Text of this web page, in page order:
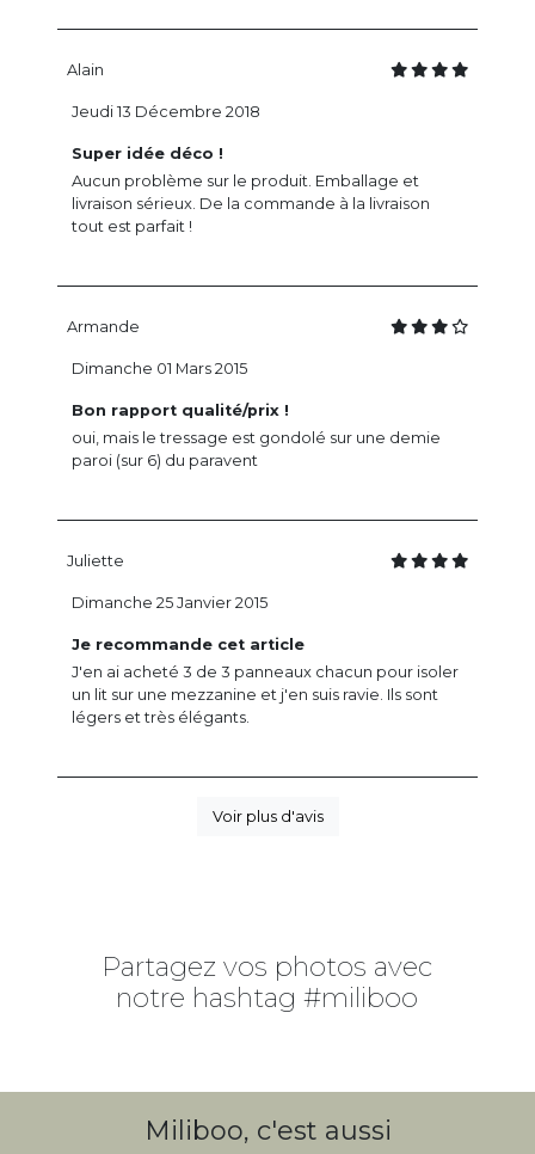
Alain
Super idée déco !
Aucun problème sur le produit. Emballage et
livraison sérieux. De la commande à la livraison
tout est parfait !
Jeudi 13 Décembre 2018
Armande
Bon rapport qualité/prix !
oui, mais le tressage est gondolé sur une demie
paroi (sur 6) du paravent
Dimanche 01 Mars 2015
Juliette
Je recommande cet article
J'en ai acheté 3 de 3 panneaux chacun pour isoler
un lit sur une mezzanine et j'en suis ravie. Ils sont
légers et très élégants.
Dimanche 25 Janvier 2015
Voir plus d'avis
Partagez vos photos avec
notre hashtag #miliboo
Miliboo, c'est aussi